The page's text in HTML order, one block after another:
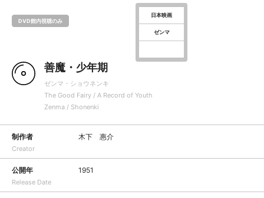
DVD館内視聴のみ
日本映画
ゼンマ
善魔・少年期
ゼンマ・ショウネンキ
The Good Fairy / A Record of Youth
Zenma / Shonenki
制作者
Creator
木下 惠介
公開年
Release Date
1951